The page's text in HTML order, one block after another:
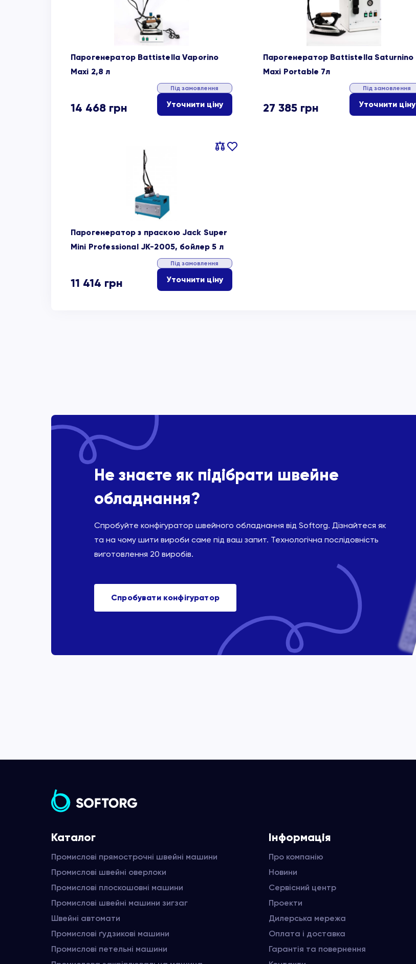
Парогенератор Battistella Vaporino
Maxi 2,8 л
14 468 грн
Під замовлення
Уточнити ціну
Парогенератор Battistella Saturnino
Maxi Portable 7л
27 385 грн
Під замовлення
Уточнити ціну
Порівняти
В
Парогенератор з праскою Jack Super
Mini Professional JK-2005, бойлер 5 л
11 414 грн
Під замовлення
Уточнити ціну
Не знаєте як підібрати швейне
обладнання?
Спробуйте конфігуратор швейного обладнання від Softorg. Дізнайтеся як
та на чому шити вироби саме під ваш запит. Технологічна послідовність
виготовлення 20 виробів.
Спробувати конфігуратор
Каталог
Промислові прямострочні швейні машини
Промислові швейні оверлоки
Промислові плоскошовні машини
Промислові швейні машини зигзаг
Швейні автомати
Промислові ґудзикові машини
Промислові петельні машини
Інформація
Про компанію
Новини
Сервісний центр
Проекти
Дилерська мережа
Оплата і доставка
Гарантія та повернення